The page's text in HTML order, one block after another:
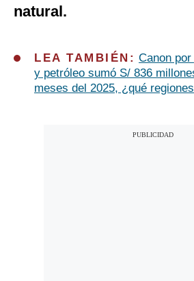
natural.
LEA TAMBIÉN: Canon
y petróleo sumó S/ 836
meses del 2025, ¿qué